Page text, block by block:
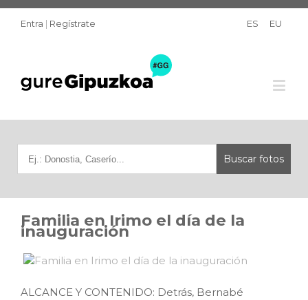
Entra | Regístrate ES EU
Familia en Irimo el día de la
inauguración
ALCANCE Y CONTENIDO: Detrás, Bernabé